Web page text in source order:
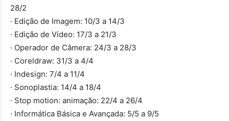
28/2
· Edição de Imagem: 10/3 a 14/3
· Edição de Vídeo: 17/3 a 21/3
· Operador de Câmera: 24/3 a 28/3
· Coreldraw: 31/3 a 4/4
· Indesign: 7/4 a 11/4
· Sonoplastia: 14/4 a 18/4
· Stop motion: animação: 22/4 a 26/4
· Informática Básica e Avançada: 5/5 a 9/5